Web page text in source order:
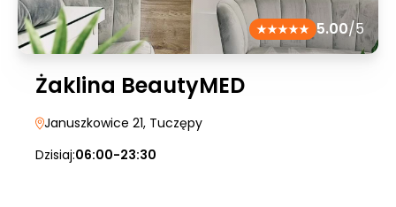
5.00/5
Żaklina BeautyMED
Januszkowice 21, Tuczępy
Dzisiaj:06:00-23:30